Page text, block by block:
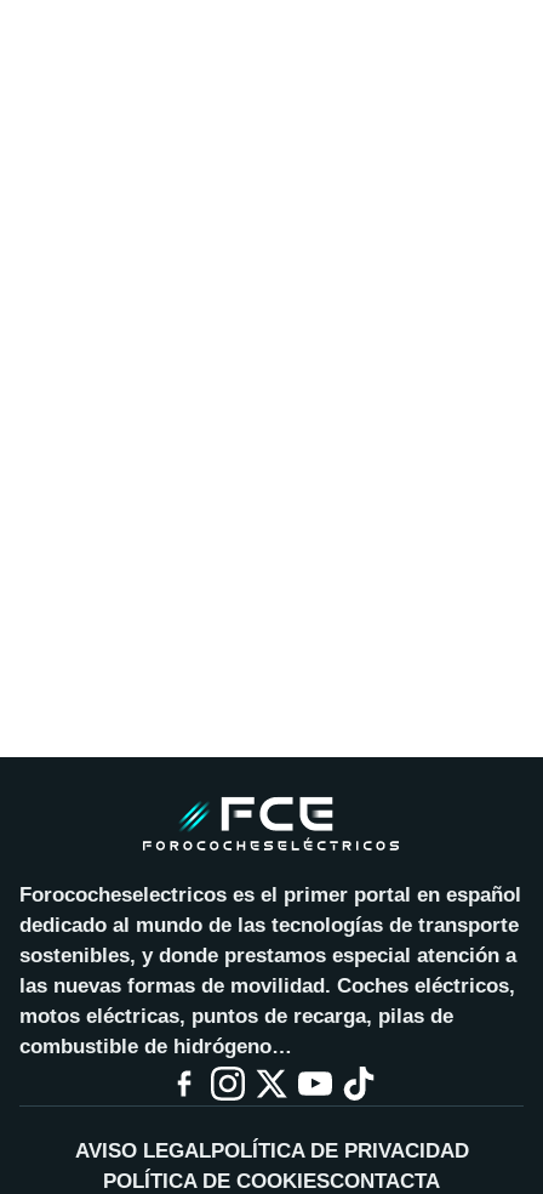
Forococheselectricos es el primer portal en español
dedicado al mundo de las tecnologías de transporte
sostenibles, y donde prestamos especial atención a
las nuevas formas de movilidad. Coches eléctricos,
motos eléctricas, puntos de recarga, pilas de
combustible de hidrógeno…
AVISO LEGALPOLÍTICA DE PRIVACIDAD
POLÍTICA DE COOKIESCONTACTA